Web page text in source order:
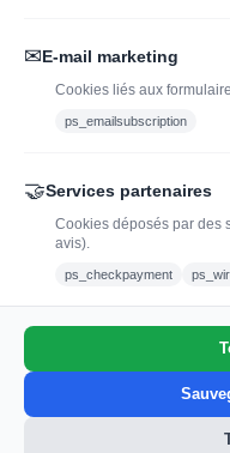
✉E-mail marketing
Cookies liés aux
ps_emailsubscription
🤝Services partenaires
Cookies déposés par des
avis).
ps_checkpayment